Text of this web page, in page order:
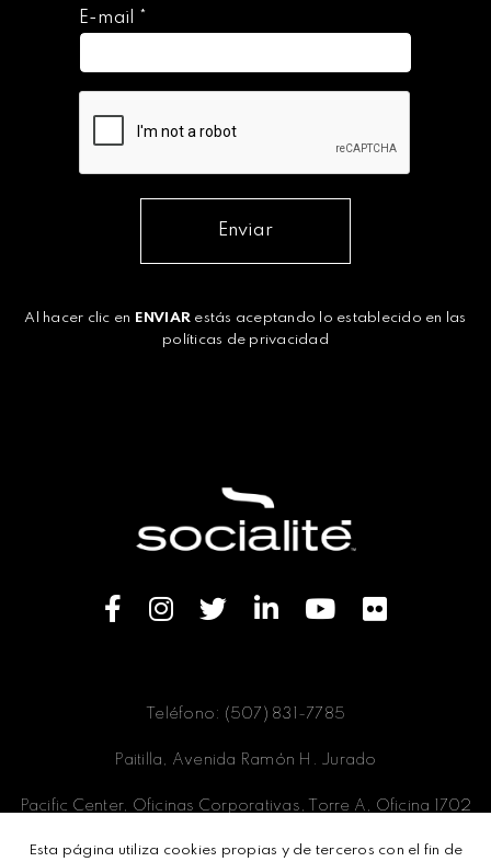
E-mail *
Enviar
Al hacer clic en ENVIAR estás aceptando lo establecido en las
políticas de privacidad
Teléfono: (507) 831-7785
Paitilla, Avenida Ramón H. Jurado
Pacific Center, Oficinas Corporativas, Torre A, Oficina 1702
Panamá, Ciudad de Panamá
Esta página utiliza cookies propias y de terceros con el fin de